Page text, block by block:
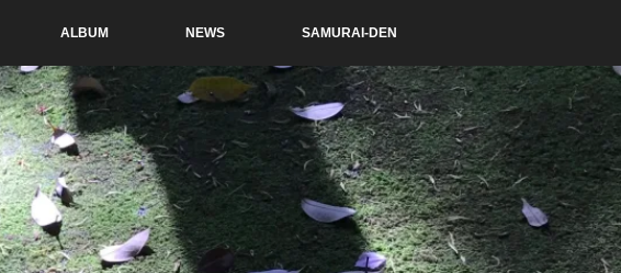
ALBUM NEWS SAMURAI-DEN